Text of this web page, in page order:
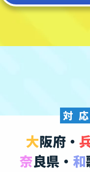
対 応
大阪府・
奈良県・ 和